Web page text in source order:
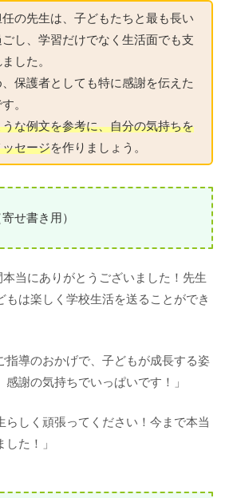
任の先生は、子どもたちと最も長い
し、学習だけでなく生活面でも支
した。
保護者としても特に感謝を伝えた
。
な例文を参考に、自分の気持ちを
セージを作りましょう。
せ書き用）
本当にありがとうございました！先生
もは楽しく学校生活を送ることができ
指導のおかげで、子どもが成長する姿
感謝の気持ちでいっぱいです！」
らしく頑張ってください！今まで本当
た！」